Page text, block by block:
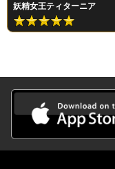
妖精女王ティターニア